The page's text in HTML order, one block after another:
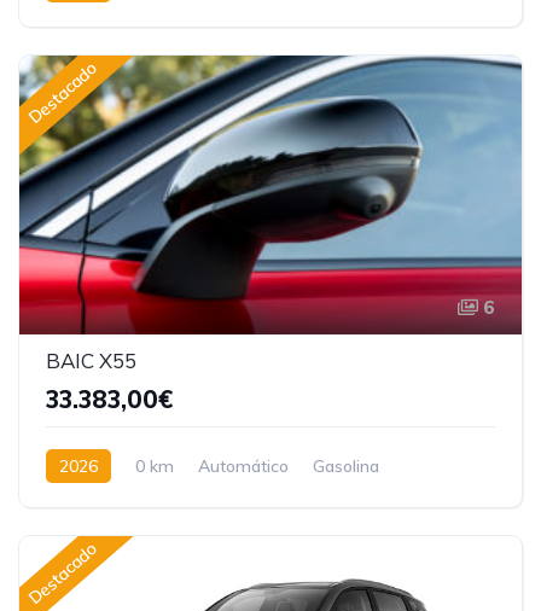
Destacado
6
BAIC X55
33.383,00€
2026 0 km Automático
Gasolina
Destacado